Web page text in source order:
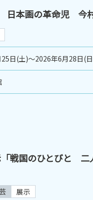
日本画の革命児 今
日(土)～2026年6月28日(
戦国のひとびと 二
展示